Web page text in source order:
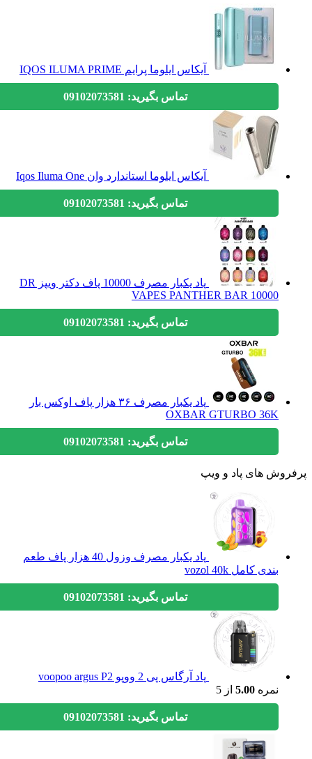
آیکاس ایلوما پرایم IQOS ILUMA PRIME
تماس بگیرید: 09102073581
آیکاس ایلوما استاندارد وان Iqos Iluma One
تماس بگیرید: 09102073581
پاد یکبار مصرف 10000 پاف دکتر ویپز DR
VAPES PANTHER BAR 10000
تماس بگیرید: 09102073581
پاد یکبار مصرف ۳۶ هزار پاف اوکس بار
OXBAR GTURBO 36K
تماس بگیرید: 09102073581
های پاد و ویپ
پاد یکبار مصرف وزول 40 هزار پاف طعم
بندی کامل vozol 40k
تماس بگیرید: 09102073581
پاد آرگاس پی 2 ووپو voopoo argus P2
نمره5.00 از 5
تماس بگیرید: 09102073581